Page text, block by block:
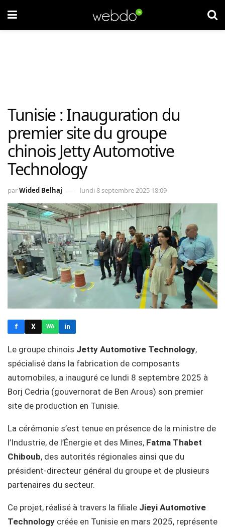
Tunisie : Inauguration du
premier site du groupe
chinois Jetty Automotive
Technology
parWided Belhaj lundi 8 septembre 2025 18:09
f X WA in
Le groupe chinois Jetty Automotive Technology,
spécialisé dans la fabrication de composants
automobiles, a inauguré ce lundi 8 septembre 2025 à
Borj Cedria (gouvernorat de Ben Arous) son premier
site de production en Tunisie.
La cérémonie s’est tenue en présence de la ministre de
l’Industrie, de l’Énergie et des Mines, Fatma Thabet
Chiboub, des autorités régionales ainsi que du
président-directeur général du groupe et de plusieurs
partenaires du secteur.
Ce projet, réalisé à travers la filiale Jieyi Automotive
Technology créée en Tunisie en mars 2025, représente